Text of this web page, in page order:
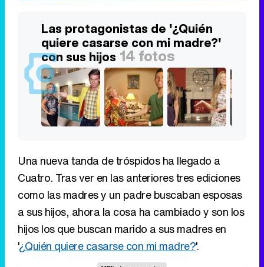
Las protagonistas de '¿Quién
quiere casarse con mi madre?'
con sus hijos 14 fotos
Una nueva tanda de tróspidos ha llegado a
Cuatro. Tras ver en las anteriores tres ediciones
como las madres y un padre buscaban esposas
a sus hijos, ahora la cosa ha cambiado y son los
hijos los que buscan marido a sus madres en
'¿Quién quiere casarse con mi madre?'.